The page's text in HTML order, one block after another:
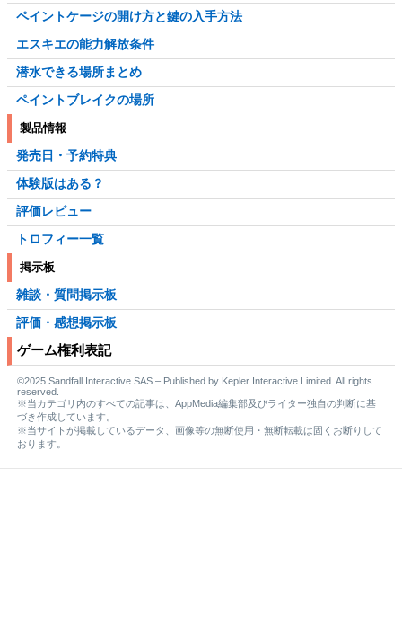
ペイントケージの開け方と鍵の入手方法
エスキエの能力解放条件
潜水できる場所まとめ
ペイントブレイクの場所
製品情報
発売日・予約特典
体験版はある？
評価レビュー
トロフィー一覧
掲示板
雑談・質問掲示板
評価・感想掲示板
ゲーム権利表記
©2025 Sandfall Interactive SAS – Published by Kepler Interactive Limited. All rights
reserved.
※当カテゴリ内のすべての記事は、AppMedia編集部及びライター独自の判断に基
づき作成しています。
※当サイトが掲載しているデータ、画像等の無断使用・無断転載は固くお断りして
おります。